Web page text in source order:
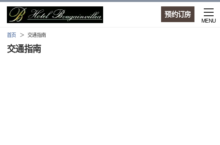
预约订房
MENU
首页 交通指南
交通指南